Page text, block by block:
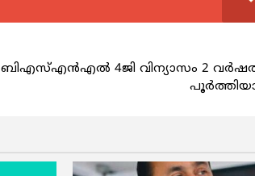
ബിഎസ്എന്‍എല്‍ 4ജി വിന്യാസം 2